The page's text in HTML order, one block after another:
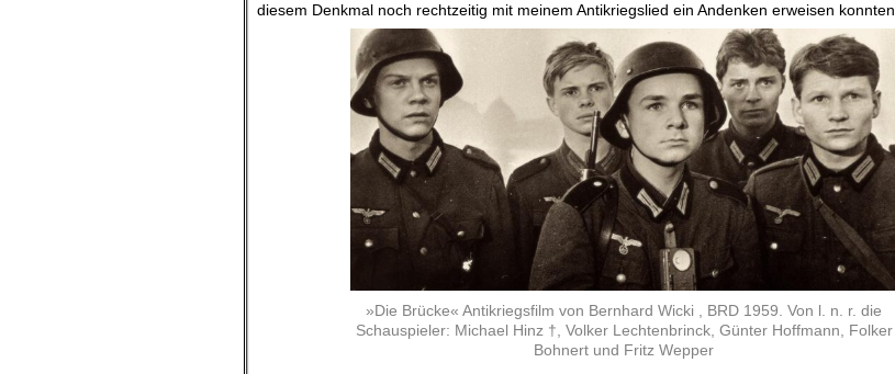
diesem Denkmal noch rechtzeitig mit meinem Antikriegslied ein Andenken erweisen konnten.
»Die Brücke« Antikriegsfilm von Bernhard Wicki , BRD 1959. Von l. n. r. die
Schauspieler: Michael Hinz †, Volker Lechtenbrinck, Günter Hoffmann, Folker
Bohnert und Fritz Wepper